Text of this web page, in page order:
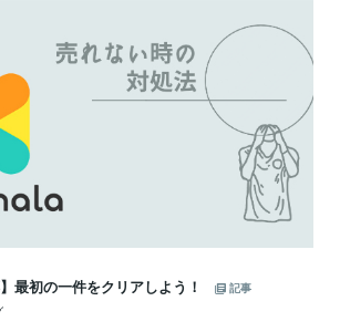
最初の一件をクリアしよう！
記事